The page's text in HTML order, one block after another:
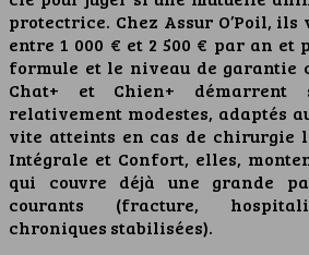
protectrice. Chez Assur O’Poil,
entre 1 000 € et 2 500 € par an
formule et le niveau de garantie
Chat+ et Chien+ démarrent
relativement modestes, adaptés
vite atteints en cas de chirurgie
Intégrale et Confort, elles,
qui couvre déjà une grande
courants (fracture,
chroniques stabilisées).